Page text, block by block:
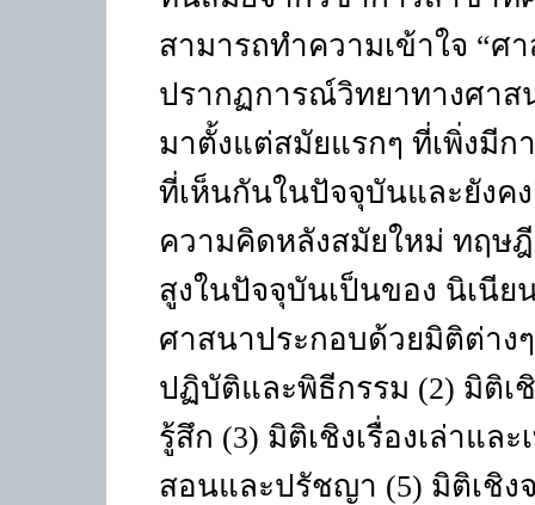
สามารถทำความเข้าใจ “ศ
ปรากฏการณ์วิทยาทางศา
มาตั้งแต่สมัยแรกๆ ที่เพิ่งมีก
ที่เห็นกันในปัจจุบันและยังค
ความคิดหลังสมัยใหม่ ทฤษ
สูงในปัจจุบันเป็นของ นิเนี
ศาสนาประกอบด้วยมิติต่าง
ปฏิบัติและพิธีกรรม (2) มิติเ
รู้สึก (3) มิติเชิงเรื่องเล่าแล
สอนและปรัชญา (5) มิติเชิง